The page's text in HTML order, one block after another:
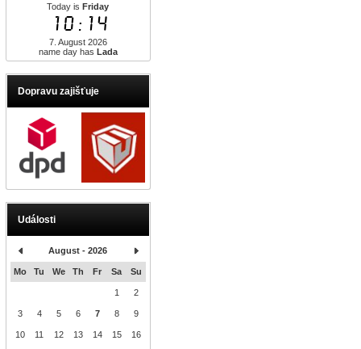
Today isFriday
10:14
7. August 2026
name day has Lada
Dopravu zajišťuje
Události
August - 2026
Mo Tu We Th Fr Sa Su
1 2
3 4 5 6 7 8 9
10 11 12 13 14 15 16